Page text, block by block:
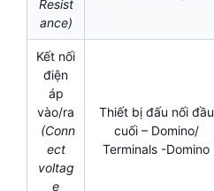
Resist
ance)
Kết nối
điện
áp
vào/ra
(Conn
ect
voltag
e
Thiết bị đấu nối đầu
cuối – Domino/
Terminals -Domino